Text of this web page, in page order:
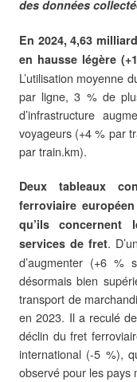
des données
En 2024, 4,63
en hausse légère
L’utilisation moyenne
par ligne, 3 % de
d’infrastructure
voyageurs (+4 % par
par train.km).
Deux tableaux
ferroviaire
qu’ils
services de fret.
d’augmenter (+6 %
désormais bien
transport de
en 2023. Il a reculé
déclin du fret
international (-5 %),
observé pour les pays